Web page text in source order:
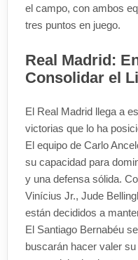
el campo, con ambos
tres puntos en juego.
Real Madrid:
Consolidar el
El Real Madrid llega a
victorias que lo ha
El equipo de Carlo
su capacidad para
y una defensa sólida.
Vinícius Jr., Jude
están decididos a
El Santiago Bernabéu
buscarán hacer valer